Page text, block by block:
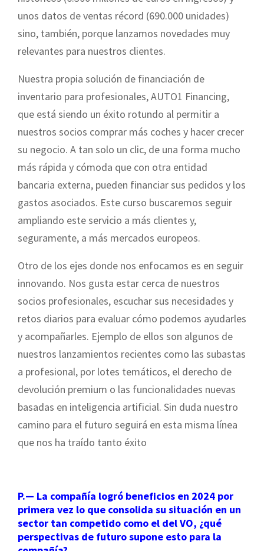
unos datos de ventas récord (690.000 unidades)
sino, también, porque lanzamos novedades muy
relevantes para nuestros clientes.
Nuestra propia solución de financiación de
inventario para profesionales, AUTO1 Financing,
que está siendo un éxito rotundo al permitir a
nuestros socios comprar más coches y hacer crecer
su negocio. A tan solo un clic, de una forma mucho
más rápida y cómoda que con otra entidad
bancaria externa, pueden financiar sus pedidos y los
gastos asociados. Este curso buscaremos seguir
ampliando este servicio a más clientes y,
seguramente, a más mercados europeos.
Otro de los ejes donde nos enfocamos es en seguir
innovando. Nos gusta estar cerca de nuestros
socios profesionales, escuchar sus necesidades y
retos diarios para evaluar cómo podemos ayudarles
y acompañarles. Ejemplo de ellos son algunos de
nuestros lanzamientos recientes como las subastas
a profesional, por lotes temáticos, el derecho de
devolución premium o las funcionalidades nuevas
basadas en inteligencia artificial. Sin duda nuestro
camino para el futuro seguirá en esta misma línea
que nos ha traído tanto éxito
P.— La compañía logró beneficios en 2024 por
primera vez lo que consolida su situación en un
sector tan competido como el del VO, ¿qué
perspectivas de futuro supone esto para la